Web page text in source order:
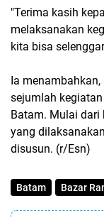
"Terima kasih
melaksanakan
kita bisa
Ia
sejumlah
Batam. Mulai dari
yang
disusun. (r/Esn)
Batam Bazar